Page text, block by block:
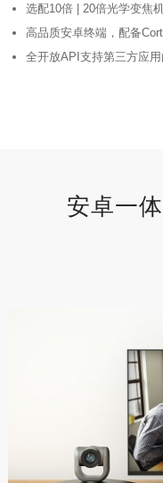
选配10倍 | 20倍光学变焦
高品质安卓终端，配备
全开放API支持第三方应
安卓一